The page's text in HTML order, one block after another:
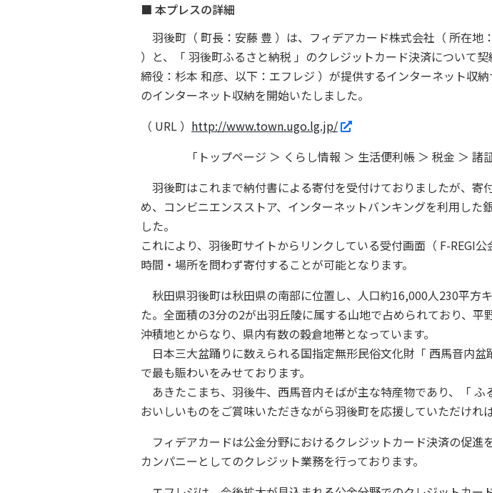
■ 本プレスの詳細
羽後町（ 町長：安藤 豊 ）は、フィデアカード株式会社（ 所在
）と、「 羽後町ふるさと納税 」のクレジットカード決済について
締役：杉本 和彦、以下：エフレジ ）が提供するインターネット収
のインターネット収納を開始いたしました。
（ URL ） http://www.town.ugo.lg.jp/
「トップページ ＞ くらし情報 ＞ 生活便利帳 ＞ 税金 ＞ 諸証
羽後町はこれまで納付書による寄付を受付けておりましたが、
め、コンビニエンスストア、インターネットバンキングを利用し
した。
これにより、羽後町サイトからリンクしている受付画面（ F-REGI
時間・場所を問わず寄付することが可能となります。
秋田県羽後町は秋田県の南部に位置し、人口約16,000人230平方
た。全面積の3分の2が出羽丘陵に属する山地で占められており、
沖積地とからなり、県内有数の穀倉地帯となっています。
日本三大盆踊りに数えられる国指定無形民俗文化財「 西馬音内
で最も賑わいをみせております。
あきたこまち、羽後牛、西馬音内そばが主な特産物であり、「
おいしいものをご賞味いただきながら羽後町を応援していただければ
フィデアカードは公金分野におけるクレジットカード決済の促進
カンパニーとしてのクレジット業務を行っております。